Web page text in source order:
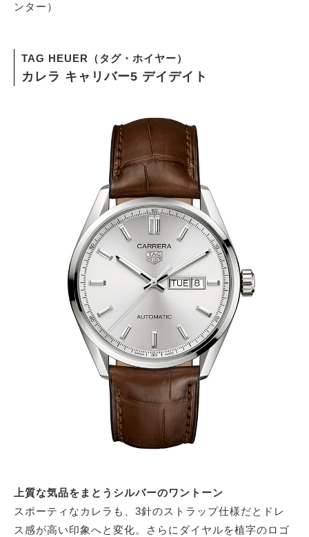
ンター）
TAG HEUER（タグ・ホイヤー）
カレラ キャリバー5 デイデイト
上質な気品をまとうシルバーのワントーン
スポーティなカレラも、3針のストラップ仕様だとドレ
ス感が高い印象へと変化。さらにダイヤルを植字のロゴ